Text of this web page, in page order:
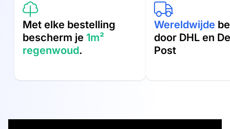
Met elke bestelling
bescherm je 1m²
regenwoud.
Wereldwijde
door DHL en
Post